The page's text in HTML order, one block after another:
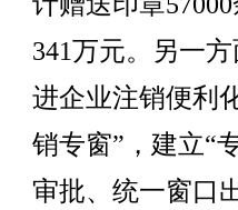
341万元。另一
进企业注销便利
销专窗”，建立“
审批、统一窗口